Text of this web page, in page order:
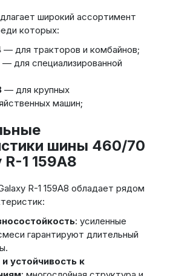
широкий ассортимент
которых:
— для тракторов и комбайнов;
— для специализированной
— для крупных
машин;
шины 460/70
1 159A8
R-1 159A8 обладает рядом
: усиленные
гарантируют длительный
устойчивость к